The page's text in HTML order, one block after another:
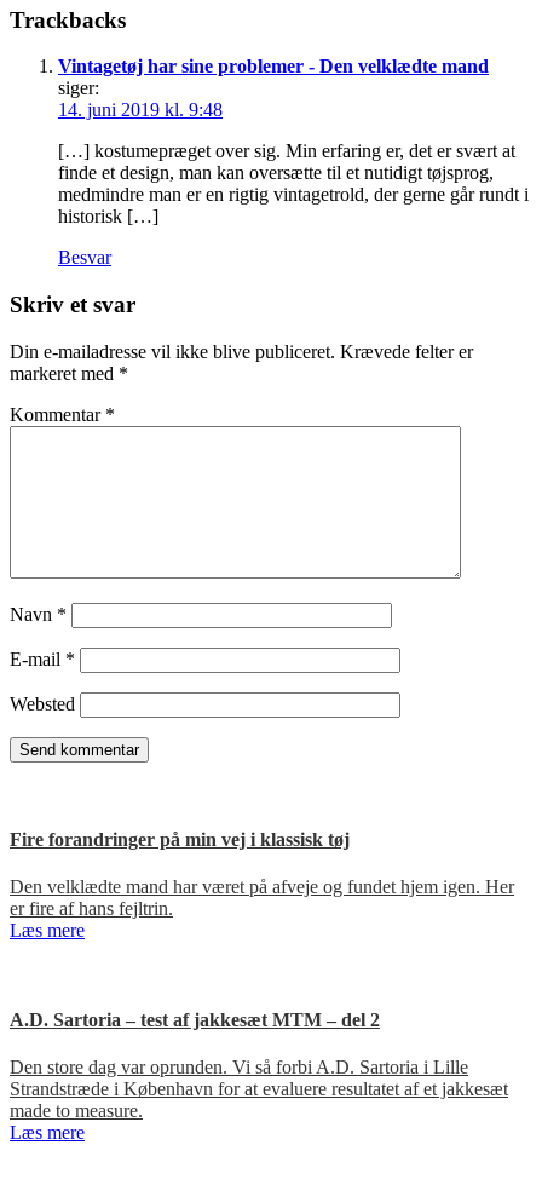
Læserinteraktioner
Trackbacks
Vintagetøj har sine problemer - Den velklædte mand
siger:
14. juni 2019 kl. 9:48
[…] kostumepræget over sig. Min erfaring er, det er svært at
finde et design, man kan oversætte til et nutidigt tøjsprog,
medmindre man er en rigtig vintagetrold, der gerne går rundt i
historisk […]
Besvar
Skriv et svar
Din e-mailadresse vil ikke blive publiceret. Krævede felter er
markeret med *
Kommentar *
Navn *
E-mail *
Websted
Fire forandringer på min vej i klassisk tøj
Den velklædte mand har været på afveje og fundet hjem igen. Her
er fire af hans fejltrin.
Læs mere
A.D. Sartoria – test af jakkesæt MTM – del 2
Den store dag var oprunden. Vi så forbi A.D. Sartoria i Lille
Strandstræde i København for at evaluere resultatet af et jakkesæt
made to measure.
Læs mere